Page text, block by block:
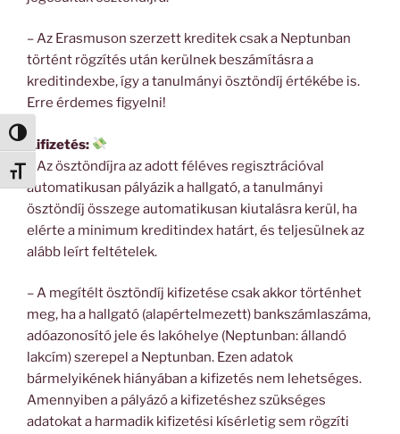
Nagy kontraszt váltása
Betűméret váltása
– Az Erasmuson szerzett kreditek csak a Neptunban
történt rögzítés után kerülnek beszámításra a
kreditindexbe, így a tanulmányi ösztöndíj értékébe is.
Erre érdemes figyelni!
Kifizetés:
– Az ösztöndíjra az adott féléves regisztrációval
automatikusan pályázik a hallgató, a tanulmányi
ösztöndíj összege automatikusan kiutalásra kerül, ha
elérte a minimum kreditindex határt, és teljesülnek az
alább leírt feltételek.
– A megítélt ösztöndíj kifizetése csak akkor történhet
meg, ha a hallgató (alapértelmezett) bankszámlaszáma,
adóazonosító jele és lakóhelye (Neptunban: állandó
lakcím) szerepel a Neptunban. Ezen adatok
bármelyikének hiányában a kifizetés nem lehetséges.
Amennyiben a pályázó a kifizetéshez szükséges
adatokat a harmadik kifizetési kísérletig sem rögzíti